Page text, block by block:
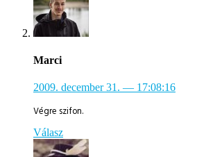
Marci
2009. december 31. — 17:08:16
Végre szifon.
Válasz